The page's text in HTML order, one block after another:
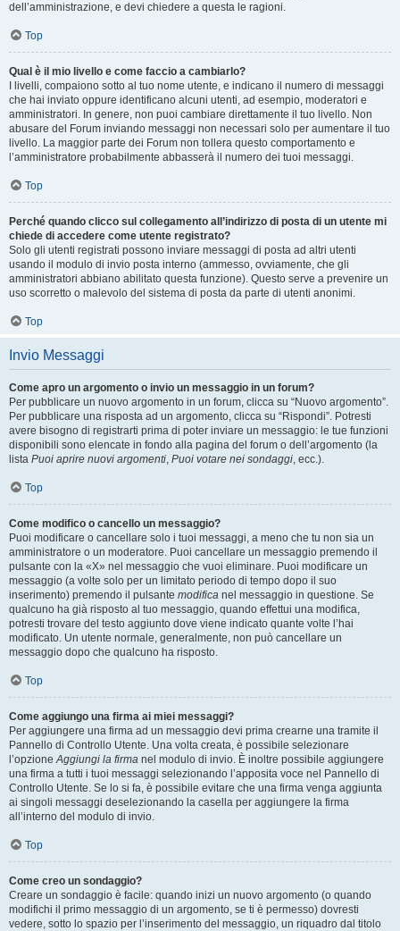
dell’amministrazione, e devi chiedere a questa le ragioni.
Top
Qual è il mio livello e come faccio a cambiarlo?
I livelli, compaiono sotto al tuo nome utente, e indicano il numero di messaggi
che hai inviato oppure identificano alcuni utenti, ad esempio, moderatori e
amministratori. In genere, non puoi cambiare direttamente il tuo livello. Non
abusare del Forum inviando messaggi non necessari solo per aumentare il tuo
livello. La maggior parte dei Forum non tollera questo comportamento e
l’amministratore probabilmente abbasserà il numero dei tuoi messaggi.
Top
Perché quando clicco sul collegamento all’indirizzo di posta di un utente mi
chiede di accedere come utente registrato?
Solo gli utenti registrati possono inviare messaggi di posta ad altri utenti
usando il modulo di invio posta interno (ammesso, ovviamente, che gli
amministratori abbiano abilitato questa funzione). Questo serve a prevenire un
uso scorretto o malevolo del sistema di posta da parte di utenti anonimi.
Top
Invio Messaggi
Come apro un argomento o invio un messaggio in un forum?
Per pubblicare un nuovo argomento in un forum, clicca su “Nuovo argomento”.
Per pubblicare una risposta ad un argomento, clicca su “Rispondi”. Potresti
avere bisogno di registrarti prima di poter inviare un messaggio: le tue funzioni
disponibili sono elencate in fondo alla pagina del forum o dell’argomento (la
lista Puoi aprire nuovi argomenti, Puoi votare nei sondaggi, ecc.).
Top
Come modifico o cancello un messaggio?
Puoi modificare o cancellare solo i tuoi messaggi, a meno che tu non sia un
amministratore o un moderatore. Puoi cancellare un messaggio premendo il
pulsante con la «X» nel messaggio che vuoi eliminare. Puoi modificare un
messaggio (a volte solo per un limitato periodo di tempo dopo il suo
inserimento) premendo il pulsante modifica nel messaggio in questione. Se
qualcuno ha già risposto al tuo messaggio, quando effettui una modifica,
potresti trovare del testo aggiunto dove viene indicato quante volte l’hai
modificato. Un utente normale, generalmente, non può cancellare un
messaggio dopo che qualcuno ha risposto.
Top
Come aggiungo una firma ai miei messaggi?
Per aggiungere una firma ad un messaggio devi prima crearne una tramite il
Pannello di Controllo Utente. Una volta creata, è possibile selezionare
l’opzioneAggiungi la firma nel modulo di invio. È inoltre possibile aggiungere
una firma a tutti i tuoi messaggi selezionando l’apposita voce nel Pannello di
Controllo Utente. Se lo si fa, è possibile evitare che una firma venga aggiunta
ai singoli messaggi deselezionando la casella per aggiungere la firma
all’interno del modulo di invio.
Top
Come creo un sondaggio?
Creare un sondaggio è facile: quando inizi un nuovo argomento (o quando
modifichi il primo messaggio di un argomento, se ti è permesso) dovresti
vedere, sotto lo spazio per l’inserimento del messaggio, un riquadro dal titolo